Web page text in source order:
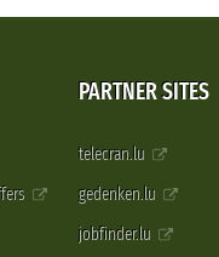
PARTNER SITES
telecran.lu
gedenken.lu
jobfinder.lu